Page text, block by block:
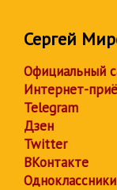
Сергей
Официальный
Интернет-
Telegram
Дзен
Twitter
ВКонтакте
Одноклассники